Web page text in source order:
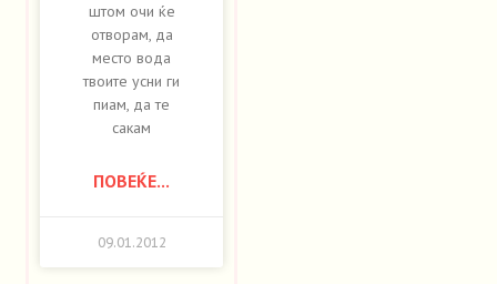
штом очи ќе
отворам, да
место вода
твоите усни ги
пиам, да те
сакам
ПОВЕЌЕ...
09.01.2012